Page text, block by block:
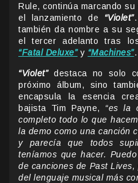
Rule, continúa marcando
el lanzamiento de “Violet”
también da nombre a su
el tercer adelanto tras
“Fatal Deluxe”y “Machines”.
“Violet”destaca no solo
próximo álbum, sino
encapsula la esencia
bajista Tim Payne, “es la
completo todo lo que
la demo como una canción
y parecía que todos
teníamos que hacer.
de canciones de Past
del lenguaje musical más